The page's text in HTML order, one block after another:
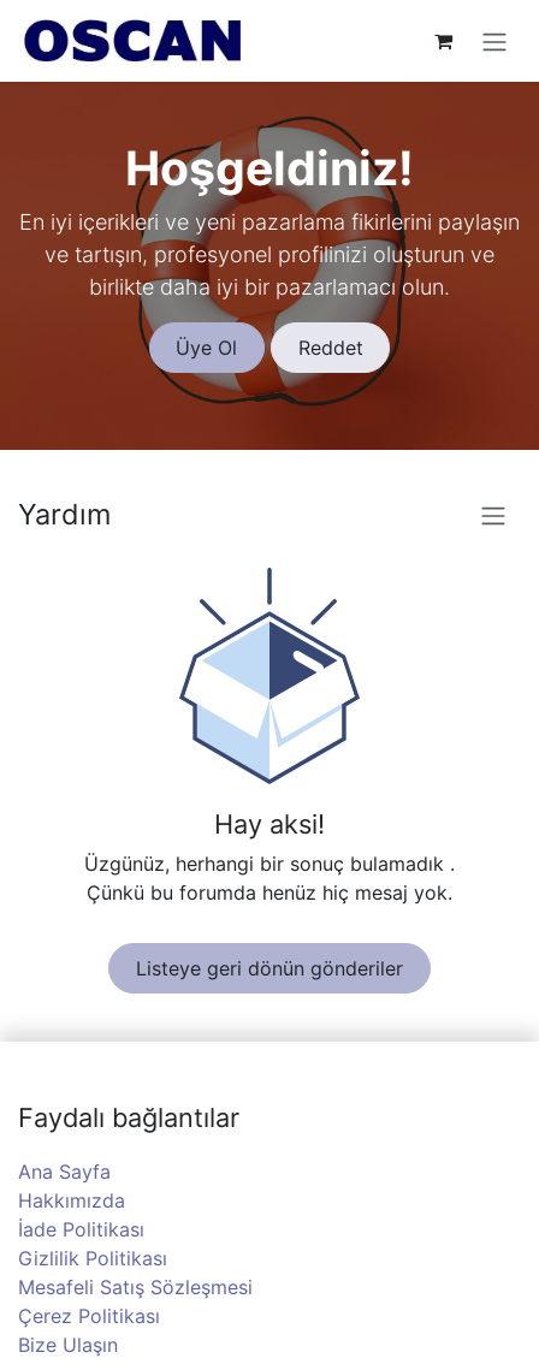
İçereği Atla
Hoşgeldiniz!
En iyi içerikleri ve yeni pazarlama fikirlerini paylaşın
ve tartışın, profesyonel profilinizi oluşturun ve
birlikte daha iyi bir pazarlamacı olun.
Üye Ol Reddet
Yardım
Hay aksi!
Üzgünüz, herhangi bir sonuç bulamadık .
Çünkü bu forumda henüz hiç mesaj yok.
Listeye geri dönün gönderiler
Faydalı bağlantılar
Ana Sayfa
Hakkımızda
İade Politikası
Gizlilik Politikası
Mesafeli Satış Sözleşmesi
Çerez Politikası
Bize Ulaşın